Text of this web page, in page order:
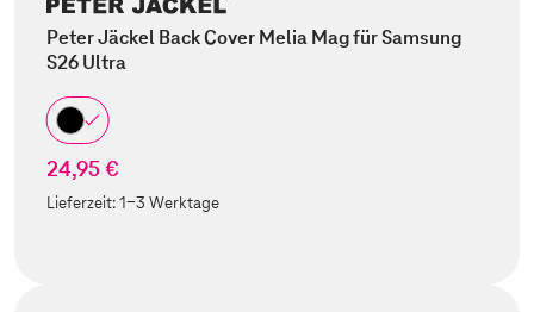
Peter Jäckel Back Cover Melia Mag für Samsung
S26 Ultra
24,95 €
Lieferzeit:1-3 Werktage